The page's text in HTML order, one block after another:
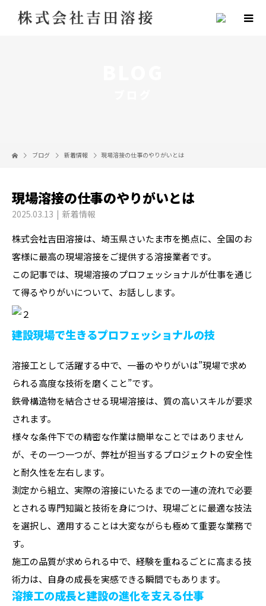
ブログ 新着情報 現場溶接の仕事のやりがいとは
現場溶接の仕事のやりがいとは
2025.03.13 新着情報
株式会社吉田溶接は、埼玉県さいたま市を拠点に、全国のお
客様に最高の現場溶接をご提供する溶接業者です。
この記事では、現場溶接のプロフェッショナルが仕事を通じ
て得るやりがいについて、お話しします。
建設現場で生きるプロフェッショナルの技
溶接工として活躍する中で、一番のやりがいは”現場で求め
られる高度な技術を磨くこと”です。
鉄骨構造物を結合させる現場溶接は、質の高いスキルが要求
されます。
様々な条件下での精密な作業は簡単なことではありません
が、その一つ一つが、弊社が担当するプロジェクトの安全性
と耐久性を左右します。
測定から組立、実際の溶接にいたるまでの一連の流れで必要
とされる専門知識と技術を身につけ、現場ごとに最適な技法
を選択し、適用することは大変ながらも極めて重要な業務で
す。
施工の品質が求められる中で、経験を重ねるごとに高まる技
術力は、自身の成長を実感できる瞬間でもあります。
溶接工の成長と建設の進化を支える仕事